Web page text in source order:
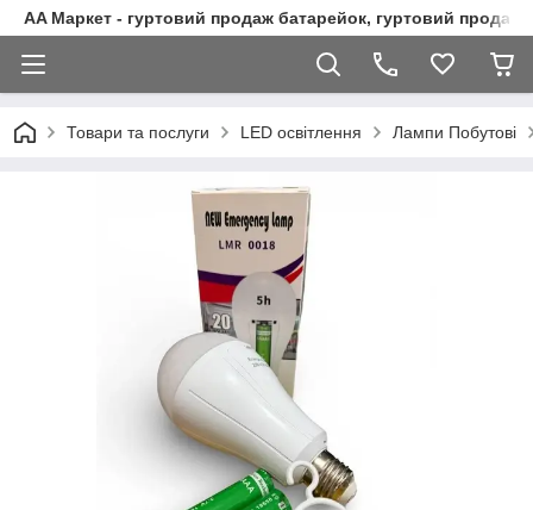
AA Маркет - гуртовий продаж батарейок, гуртовий продаж
Товари та послуги LED освітлення Лампи Побутові